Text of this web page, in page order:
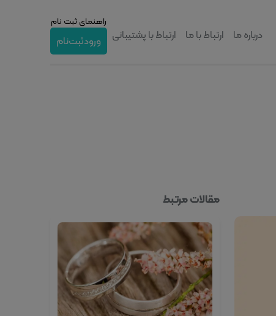
درباره ما ارتباط با ما ارتباط با پشتیبانی
راهنمای ثبت نام
ورودثبت‌نام
مقالات مرتبط